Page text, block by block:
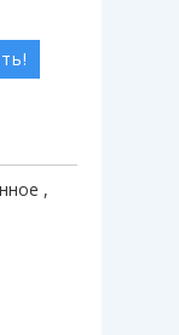
,